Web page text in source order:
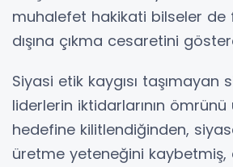
muhalefet hakikati bilseler de
dışına çıkma cesaretini
Siyasi etik kaygısı taşımayan
liderlerin iktidarlarının
hedefine kilitlendiğinden,
üretme yeteneğini kaybetmiş,